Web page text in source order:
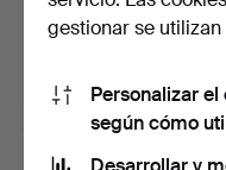
En ella encontrarás
Soy mayor de 18
gestionar se utilizan
Personalizar
según cómo